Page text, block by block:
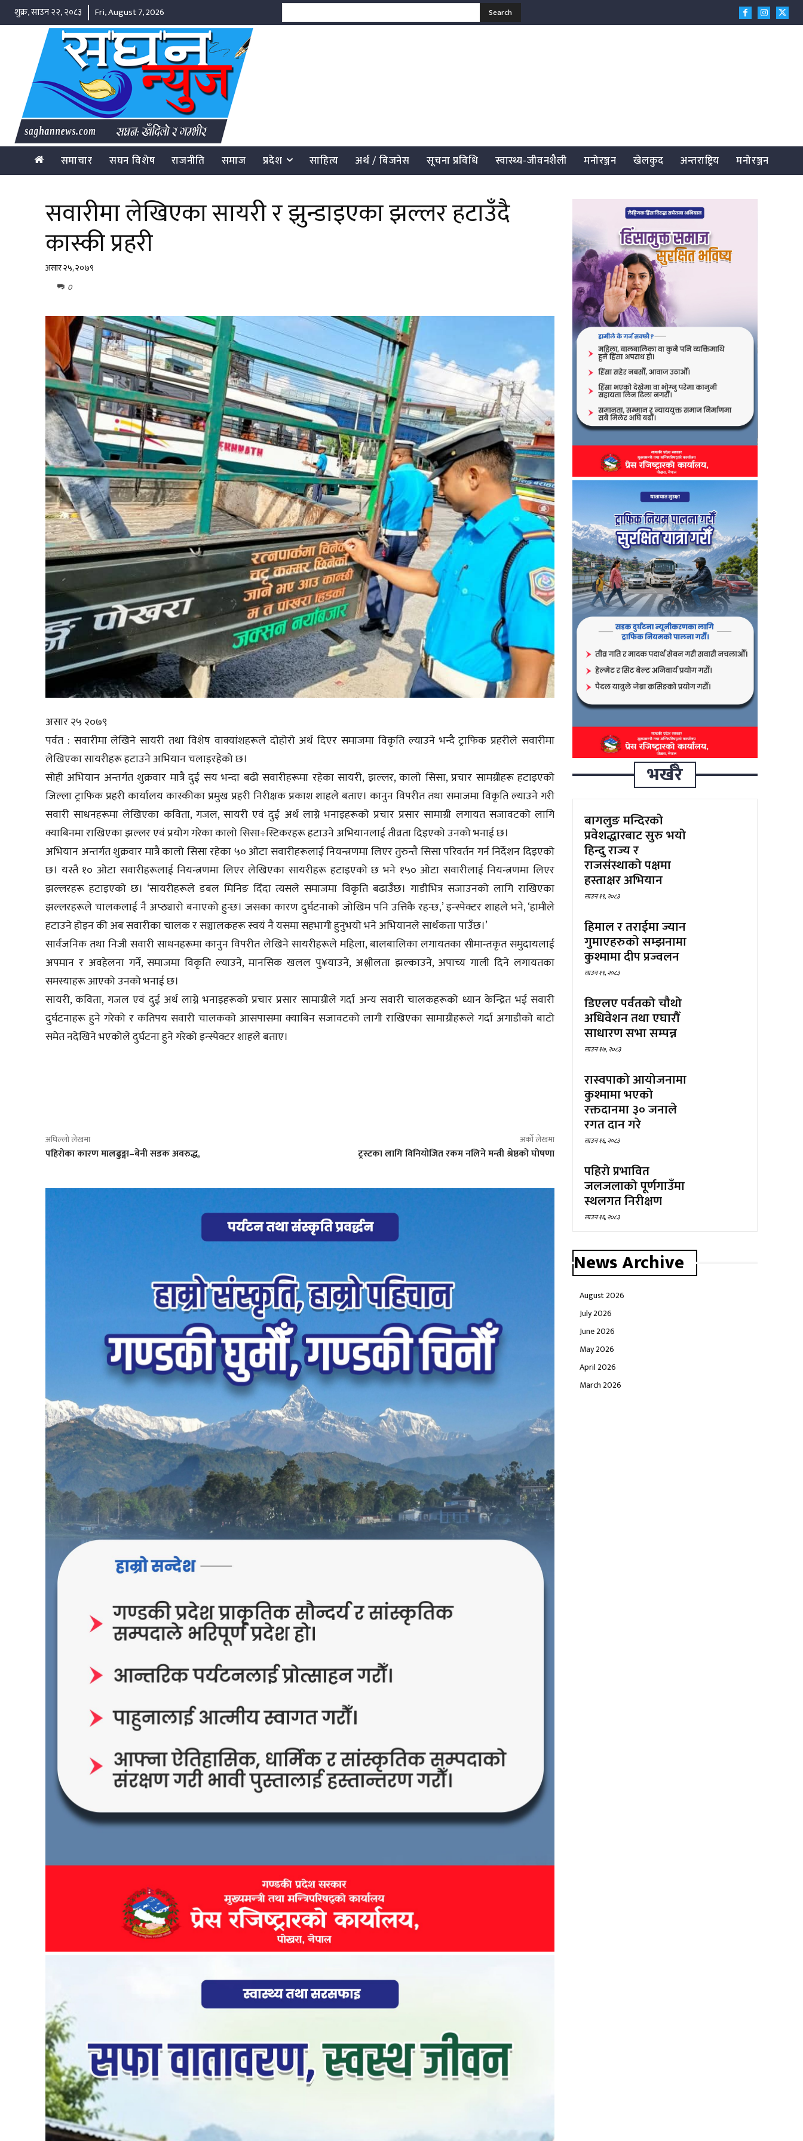
शुक्र, साउन २२, २०८३ Fri, August 7, 2026 Search
समाचार सघन विशेष राजनीति समाज प्रदेश साहित्य अर्थ / बिजनेस सूचना प्रविधि स्वास्थ्य-जीवनशैली मनोरञ्जन खेलकुद अन्तराष्ट्रिय मनोरञ्जन
सवारीमा लेखिएका सायरी र झुन्डाइएका झल्लर हटाउँदै
कास्की प्रहरी
असार २५, २०७९
0
असार २५ २०७९
पर्वत : सवारीमा लेखिने सायरी तथा विशेष वाक्यांशहरूले दोहोरो अर्थ दिएर समाजमा विकृति ल्याउने भन्दै ट्राफिक प्रहरीले सवारीमा
लेखिएका सायरीहरू हटाउने अभियान चलाइरहेको छ।
सोही अभियान अन्तर्गत शुक्रवार मात्रै दुई सय भन्दा बढी सवारीहरूमा रहेका सायरी, झल्लर, कालो सिसा, प्रचार सामग्रीहरू हटाइएको
जिल्ला ट्राफिक प्रहरी कार्यालय कास्कीका प्रमुख प्रहरी निरीक्षक प्रकाश शाहले बताए। कानुन विपरीत तथा समाजमा विकृति ल्याउने गरी
सवारी साधनहरूमा लेखिएका कविता, गजल, सायरी एवं दुई अर्थ लाग्ने भनाइहरूको प्रचार प्रसार सामाग्री लगायत सजावटको लागि
क्याबिनमा राखिएका झल्लर एवं प्रयोग गरेका कालो सिसा÷स्टिकरहरू हटाउने अभियानलाई तीव्रता दिइएको उनको भनाई छ।
अभियान अन्तर्गत शुक्रवार मात्रै कालो सिसा रहेका ५० ओटा सवारीहरूलाई नियन्त्रणमा लिएर तुरुन्तै सिसा परिवर्तन गर्न निर्देशन दिइएको
छ। यस्तै १० ओटा सवारीहरूलाई नियन्त्रणमा लिएर लेखिएका सायरीहरू हटाइएको छ भने १५० ओटा सवारीलाई नियन्त्रणमा लिएर
झल्लरहरू हटाइएको छ। ‘सायरीहरूले डबल मिनिङ दिँदा त्यसले समाजमा विकृति बढाउँछ। गाडीभित्र सजाउनको लागि राखिएका
झल्लरहरूले चालकलाई नै अप्ठ्यारो बनाएको हुन्छ। जसका कारण दुर्घटनाको जोखिम पनि उत्तिकै रहन्छ,’ इन्स्पेक्टर शाहले भने, ‘हामीले
हटाउने होइन की अब सवारीका चालक र सञ्चालकहरू स्वयं नै यसमा सहभागी हुनुभयो भने अभियानले सार्थकता पाउँछ।’
सार्वजनिक तथा निजी सवारी साधनहरूमा कानुन विपरीत लेखिने सायरीहरूले महिला, बालबालिका लगायतका सीमान्तकृत समुदायलाई
अपमान र अवहेलना गर्ने, समाजमा विकृति ल्याउने, मानसिक खलल पु¥याउने, अश्लीलता झल्काउने, अपाच्य गाली दिने लगायतका
समस्याहरू आएको उनको भनाई छ।
सायरी, कविता, गजल एवं दुई अर्थ लाग्ने भनाइहरूको प्रचार प्रसार सामाग्रीले गर्दा अन्य सवारी चालकहरूको ध्यान केन्द्रित भई सवारी
दुर्घटनाहरू हुने गरेको र कतिपय सवारी चालकको आसपासमा क्याबिन सजावटको लागी राखिएका सामाग्रीहरूले गर्दा अगाडीको बाटो
समेत नदेखिने भएकोले दुर्घटना हुने गरेको इन्स्पेक्टर शाहले बताए।
अघिल्लो लेखमा
पहिरोका कारण मालढुङ्गा–बेनी सडक अवरुद्ध,
अर्को लेखमा
ट्रस्टका लागि विनियोजित रकम नलिने मन्त्री श्रेष्ठको घोषणा
भर्खरै
बागलुङ मन्दिरको
प्रवेशद्धारबाट सुरु भयो
हिन्दु राज्य र
राजसंस्थाको पक्षमा
हस्ताक्षर अभियान
साउन १९, २०८३
हिमाल र तराईमा ज्यान
गुमाएहरुको सम्झनामा
कुश्मामा दीप प्रज्वलन
साउन १९, २०८३
डिएलए पर्वतको चौथो
अधिवेशन तथा एघारौँ
साधारण सभा सम्पन्न
साउन १७, २०८३
रास्वपाको आयोजनामा
कुश्मामा भएको
रक्तदानमा ३० जनाले
रगत दान गरे
साउन १६, २०८३
पहिरो प्रभावित
जलजलाको पूर्णगाउँमा
स्थलगत निरीक्षण
साउन १६, २०८३
News Archive
August 2026
July 2026
June 2026
May 2026
April 2026
March 2026